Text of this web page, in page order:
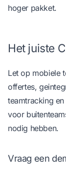
hoger pakket.
Het juiste
Let op mobiele
offertes,
teamtracking
voor
nodig hebben.
Vraag een